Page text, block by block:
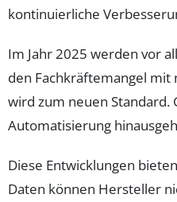
kontinuierliche
Im Jahr 2025 werden vor
den Fachkräftemangel
wird zum neuen
Automatisierung
Diese Entwicklungen
Daten können Hersteller